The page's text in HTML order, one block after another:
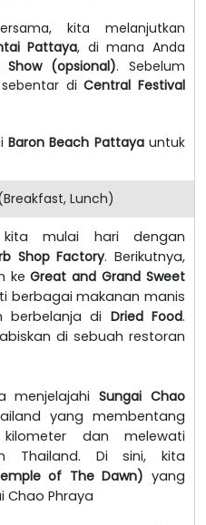
kita melanjutkan
Pattaya, di mana Anda
Show (opsional). Sebelum
sebentar diCentral Festival
Baron Beach Pattayauntuk
Lunch)
mulai hari dengan
Shop Factory. Berikutnya,
keGreat and Grand Sweet
berbagai makanan manis
berbelanja di Dried Food.
di sebuah restoran
menjelajahiSungai Chao
yang membentang
dan melewati
Thailand. Di sini, kita
of The Dawn) yang
Chao Phraya